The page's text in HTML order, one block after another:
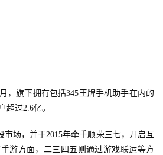
，旗下拥有包括345王牌手机助手在内的
超过2.6亿。
市场，并于2015年牵手顺荣三七，开启互
游方面，二三四五则通过游戏联运等方